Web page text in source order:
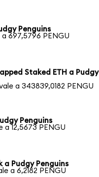
Penguins
a 697,5796 PENGU
Staked ETH a Pudgy
a 343839,0182 PENGU
Penguins
a 12,5673 PENGU
a Pudgy Penguins
a 6,2182 PENGU